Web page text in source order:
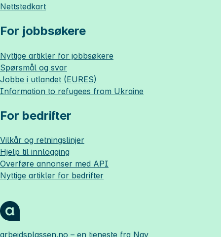
Nettstedkart
For jobbsøkere
Nyttige artikler for jobbsøkere
Spørsmål og svar
Jobbe i utlandet (EURES)
Information to refugees from Ukraine
For bedrifter
Vilkår og retningslinjer
Hjelp til innlogging
Overføre annonser med API
Nyttige artikler for bedrifter
arbeidsplassen.no – en tjeneste fra Nav